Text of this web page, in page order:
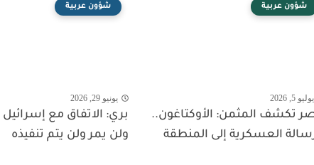
شؤون عربية
يوليو 5, 2026
تكشف المثمن: الأوكتاغون..
العسكرية إلى المنطقة
شؤون عربية
يونيو 29, 2026
بري: الاتفاق مع
ولن يمر ولن يتم تنفيذه